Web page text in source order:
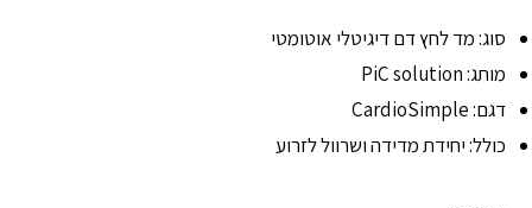
סוג: מד לחץ דם דיגיטלי אוטומטי
מותג: PiC solution
דגם: CardioSimple
כולל: יחידת מדידה ושרוול לזרוע